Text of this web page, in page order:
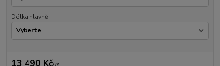
Délka hlavně
13 490 Kč/ks